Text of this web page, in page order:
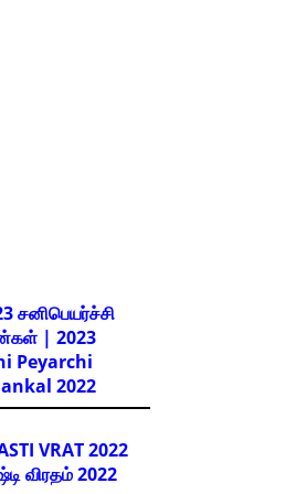
சனிபெயர்ச்சி
| 2023
Peyarchi
2022
VRAT 2022
விரதம் 2022